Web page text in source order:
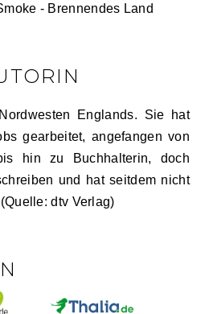
- Brennendes Land
Englands. Sie hat
gearbeitet, angefangen von
hin zu Buchhalterin, doch
und hat seitdem nicht
dtv Verlag)